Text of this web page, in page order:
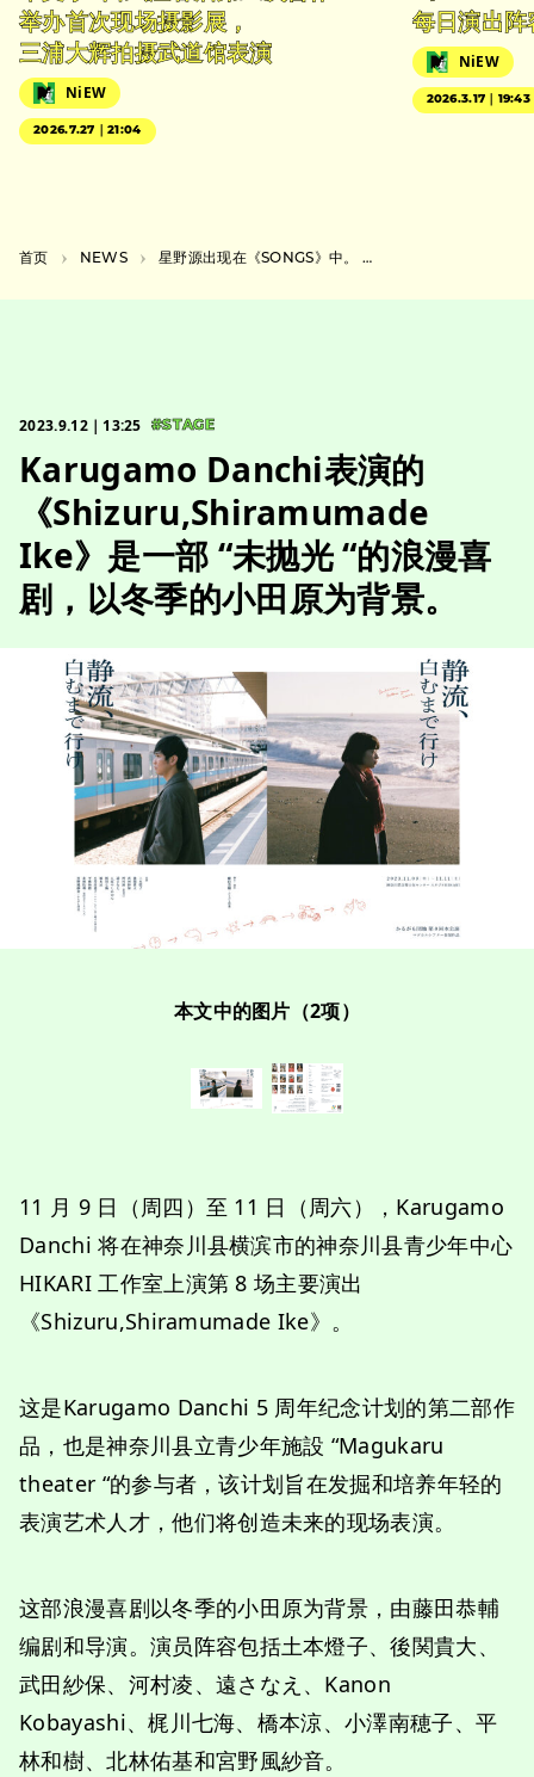
举办首次现场摄影展，
三浦大辉拍摄武道馆表演
NiEW
2026.7.27｜21:04
每日演出阵
NiEW
2026.3.17｜19:43
首页 NEWS 星野源出现在《SONGS》中。 大泉洋请他吃了一顿家常菜，并向他询问了《SUMMER SONIC》的幕后故事。
2023.9.12｜13:25 #STAGE
Karugamo Danchi表演的
《Shizuru,Shiramumade
Ike》是一部 “未抛光 “的浪漫喜
剧，以冬季的小田原为背景。
本文中的图片（2项）
11 月 9 日（周四）至 11 日（周六），Karugamo
Danchi 将在神奈川县横滨市的神奈川县青少年中心
HIKARI 工作室上演第 8 场主要演出
《Shizuru,Shiramumade Ike》。
这是Karugamo Danchi 5 周年纪念计划的第二部作
品，也是神奈川县立青少年施設 “Magukaru
theater “的参与者，该计划旨在发掘和培养年轻的
表演艺术人才，他们将创造未来的现场表演。
这部浪漫喜剧以冬季的小田原为背景，由藤田恭輔
编剧和导演。演员阵容包括土本燈子、後関貴大、
武田紗保、河村凌、遠さなえ、Kanon
Kobayashi、梶川七海、橋本涼、小澤南穂子、平
林和樹、北林佑基和宮野風紗音。